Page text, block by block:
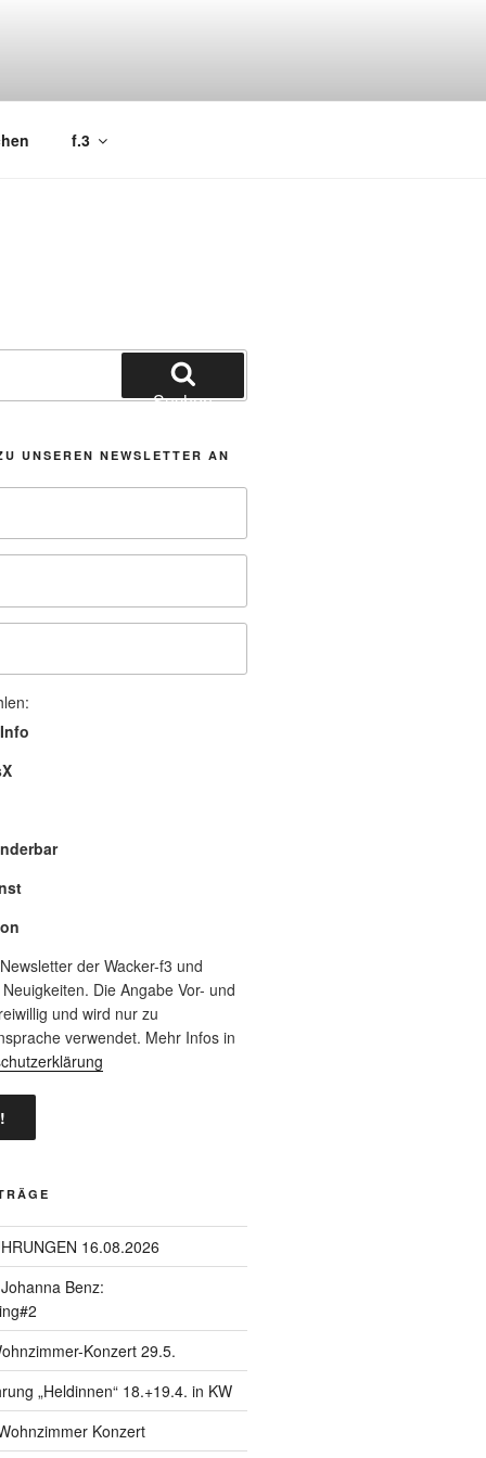
f.3
Suchen
UNSEREN NEWSLETTER AN
der Wacker-f3 und
Die Angabe Vor- und
und wird nur zu
verwendet. Mehr Infos in
16.08.2026
Benz:
Konzert 29.5.
„Heldinnen“ 18.+19.4. in KW
Konzert